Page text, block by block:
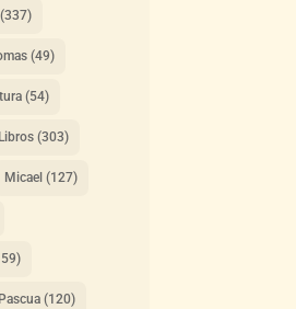
(49)
(54)
Libros(303)
Micael (127)
Pascua(120)